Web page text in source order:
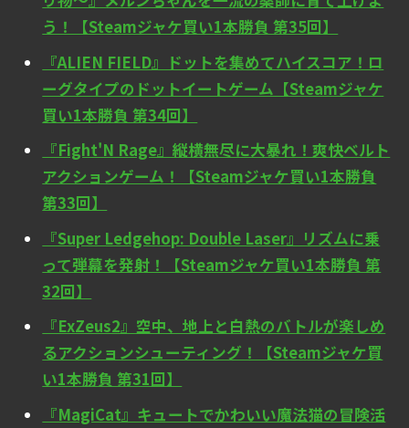
う！【Steamジャケ買い1本勝負 第35回】
『ALIEN FIELD』ドットを集めてハイスコア！ロ
ーグタイプのドットイートゲーム【Steamジャケ
買い1本勝負 第34回】
『Fight'N Rage』縦横無尽に大暴れ！爽快ベルト
アクションゲーム！【Steamジャケ買い1本勝負
第33回】
『Super Ledgehop: Double Laser』リズムに乗
って弾幕を発射！【Steamジャケ買い1本勝負 第
32回】
『ExZeus2』空中、地上と白熱のバトルが楽しめ
るアクションシューティング！【Steamジャケ買
い1本勝負 第31回】
『MagiCat』キュートでかわいい魔法猫の冒険活